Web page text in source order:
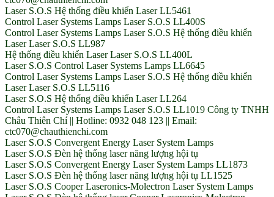
Laser S.O.S Hệ thống điều khiển Laser LL5461
Control Laser Systems Lamps Laser S.O.S LL400S
Control Laser Systems Lamps Laser S.O.S Hệ thống điều khiển
Laser Laser S.O.S LL987
Hệ thống điều khiển Laser Laser S.O.S LL400L
Laser S.O.S Control Laser Systems Lamps LL6645
Control Laser Systems Lamps Laser S.O.S Hệ thống điều khiển
Laser Laser S.O.S LL5116
Laser S.O.S Hệ thống điều khiển Laser LL264
Control Laser Systems Lamps Laser S.O.S LL1019 Công ty TNHH
Châu Thiên Chí || Hotline: 0932 048 123 || Email:
ctc070@chauthienchi.com
Laser S.O.S Convergent Energy Laser System Lamps
Laser S.O.S Đèn hệ thống laser năng lượng hội tụ
Laser S.O.S Convergent Energy Laser System Lamps LL1873
Laser S.O.S Đèn hệ thống laser năng lượng hội tụ LL1525
Laser S.O.S Cooper Laseronics-Molectron Laser System Lamps